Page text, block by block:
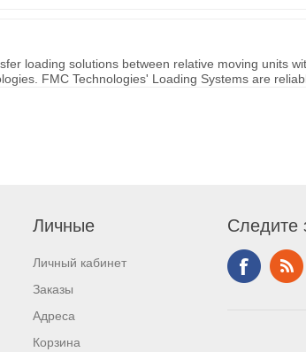
loading solutions between relative moving units
FMC Technologies' Loading Systems are
Личные
Личный кабинет
Заказы
Адреса
Корзина
Следите